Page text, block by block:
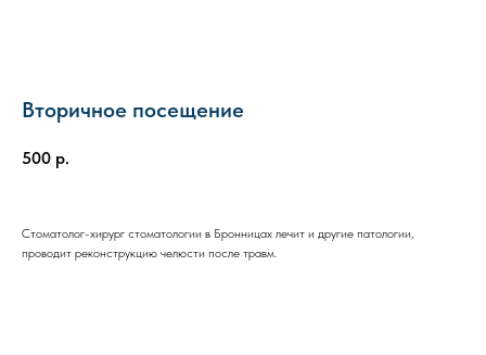
Вторичное посещение
500 р.
Стоматолог-хирург стоматологии в Бронницах лечит и другие патологии,
проводит реконструкцию челюсти после травм.